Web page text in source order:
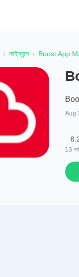
ফাইন্যান্স Boost App
Aug
13